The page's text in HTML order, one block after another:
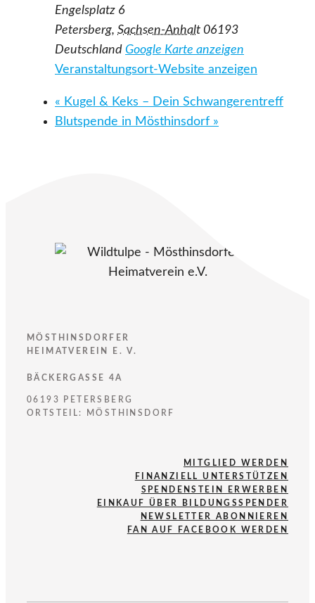
Engelsplatz 6
Petersberg, Sachsen-Anhalt 06193
Deutschland Google Karte anzeigen
Veranstaltungsort-Website anzeigen
« Kugel & Keks – Dein Schwangerentreff
Blutspende in Mösthinsdorf »
MÖSTHINSDORFER
HEIMATVEREIN E. V.
BÄCKERGASSE 4A
06193 PETERSBERG
ORTSTEIL: MÖSTHINSDORF
MITGLIED WERDEN
FINANZIELL UNTERSTÜTZEN
SPENDENSTEIN ERWERBEN
EINKAUF ÜBER BILDUNGSSPENDER
NEWSLETTER ABONNIEREN
FAN AUF FACEBOOK WERDEN